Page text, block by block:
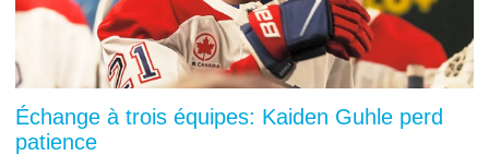
Échange à trois équipes: Kaiden Guhle perd
patience